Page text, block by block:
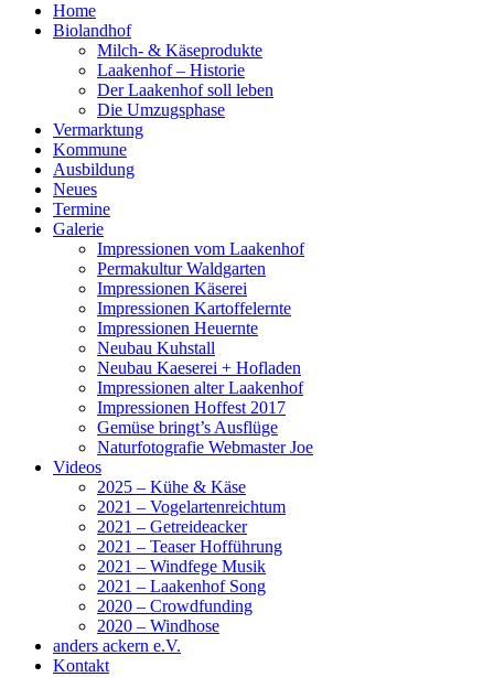
Home
Biolandhof
Milch- & Käseprodukte
Laakenhof – Historie
Der Laakenhof soll leben
Die Umzugsphase
Vermarktung
Kommune
Ausbildung
Neues
Termine
Galerie
Impressionen vom Laakenhof
Permakultur Waldgarten
Impressionen Käserei
Impressionen Kartoffelernte
Impressionen Heuernte
Neubau Kuhstall
Neubau Kaeserei + Hofladen
Impressionen alter Laakenhof
Impressionen Hoffest 2017
Gemüse bringt’s Ausflüge
Naturfotografie Webmaster Joe
Videos
2025 – Kühe & Käse
2021 – Vogelartenreichtum
2021 – Getreideacker
2021 – Teaser Hofführung
2021 – Windfege Musik
2021 – Laakenhof Song
2020 – Crowdfunding
2020 – Windhose
anders ackern e.V.
Kontakt